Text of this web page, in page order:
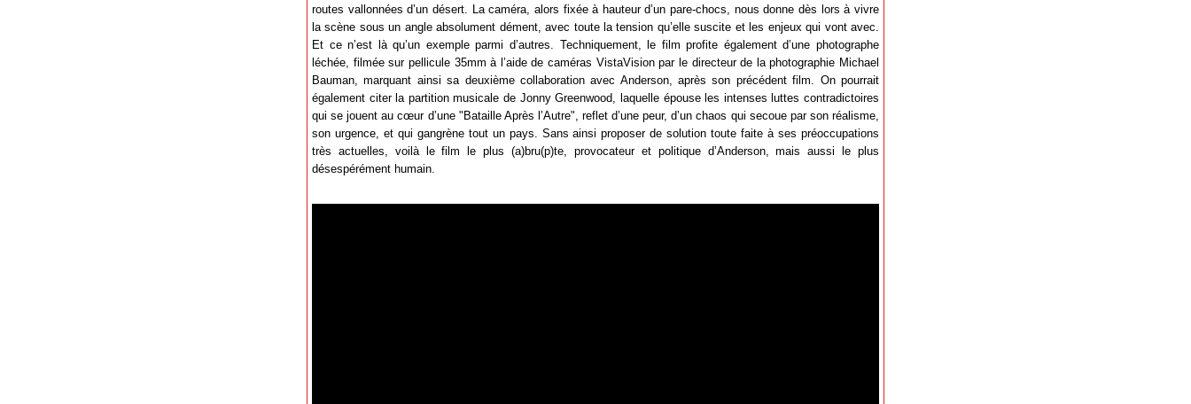
routes vallonnées d’un désert. La caméra, alors fixée à hauteur d’un pare-chocs, nous donne dès lors à vivre
la scène sous un angle absolument dément, avec toute la tension qu’elle suscite et les enjeux qui vont avec.
Et ce n’est là qu’un exemple parmi d’autres. Techniquement, le film profite également d’une photographe
léchée, filmée sur pellicule 35mm à l’aide de caméras VistaVision par le directeur de la photographie Michael
Bauman, marquant ainsi sa deuxième collaboration avec Anderson, après son précédent film. On pourrait
également citer la partition musicale de Jonny Greenwood, laquelle épouse les intenses luttes contradictoires
qui se jouent au cœur d’une "Bataille Après l’Autre", reflet d’une peur, d’un chaos qui secoue par son réalisme,
son urgence, et qui gangrène tout un pays. Sans ainsi proposer de solution toute faite à ses préoccupations
très actuelles, voilà le film le plus (a)bru(p)te, provocateur et politique d’Anderson, mais aussi le plus
désespérément humain.